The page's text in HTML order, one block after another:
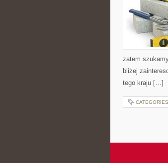
zatem
bliżej
tego kraju […]